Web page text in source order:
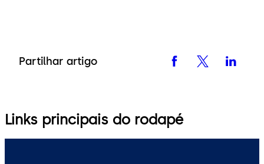
Partilhar artigo
Links principais do rodapé